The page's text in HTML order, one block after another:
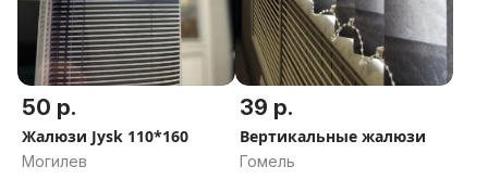
50 р.
Жалюзи Jysk 110*160
Могилев
39 р.
Вертикальные жалюзи
Гомель